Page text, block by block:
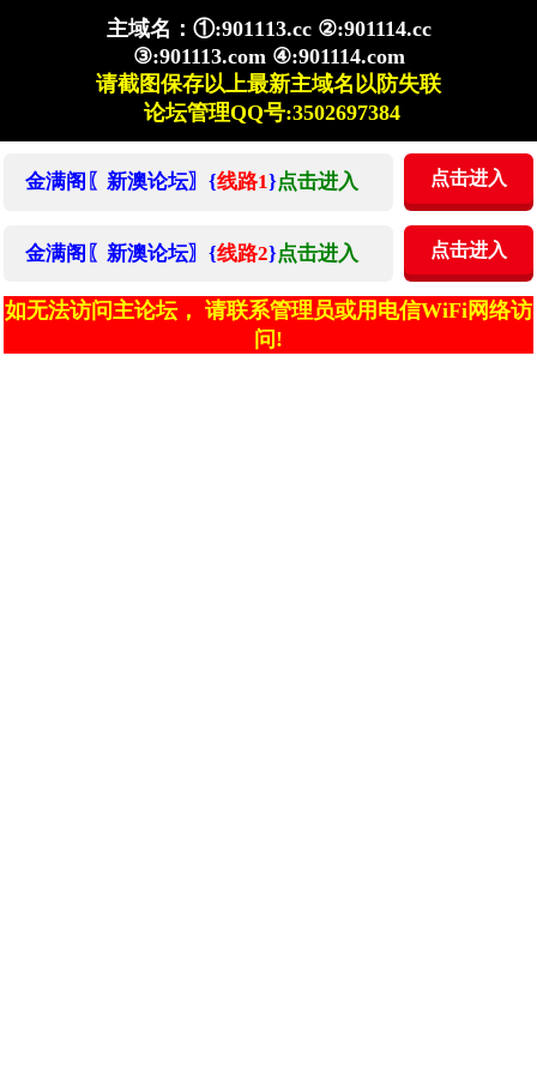
主域名：①:901113.cc ②:901114.cc
③:901113.com ④:901114.com
请截图保存以上最新主域名以防失联
论坛管理QQ号:3502697384
金满阁〖新澳论坛〗{线路1}点击进入 点击进入
金满阁〖新澳论坛〗{线路2}点击进入 点击进入
如无法访问主论坛， 请联系管理员或用电信WiFi网络访
问!